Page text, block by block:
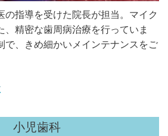
の指導を受けた院長が担当。マイク
、精密な歯周病治療を行っていま
で、きめ細かいメインテナンスをご
小児歯科